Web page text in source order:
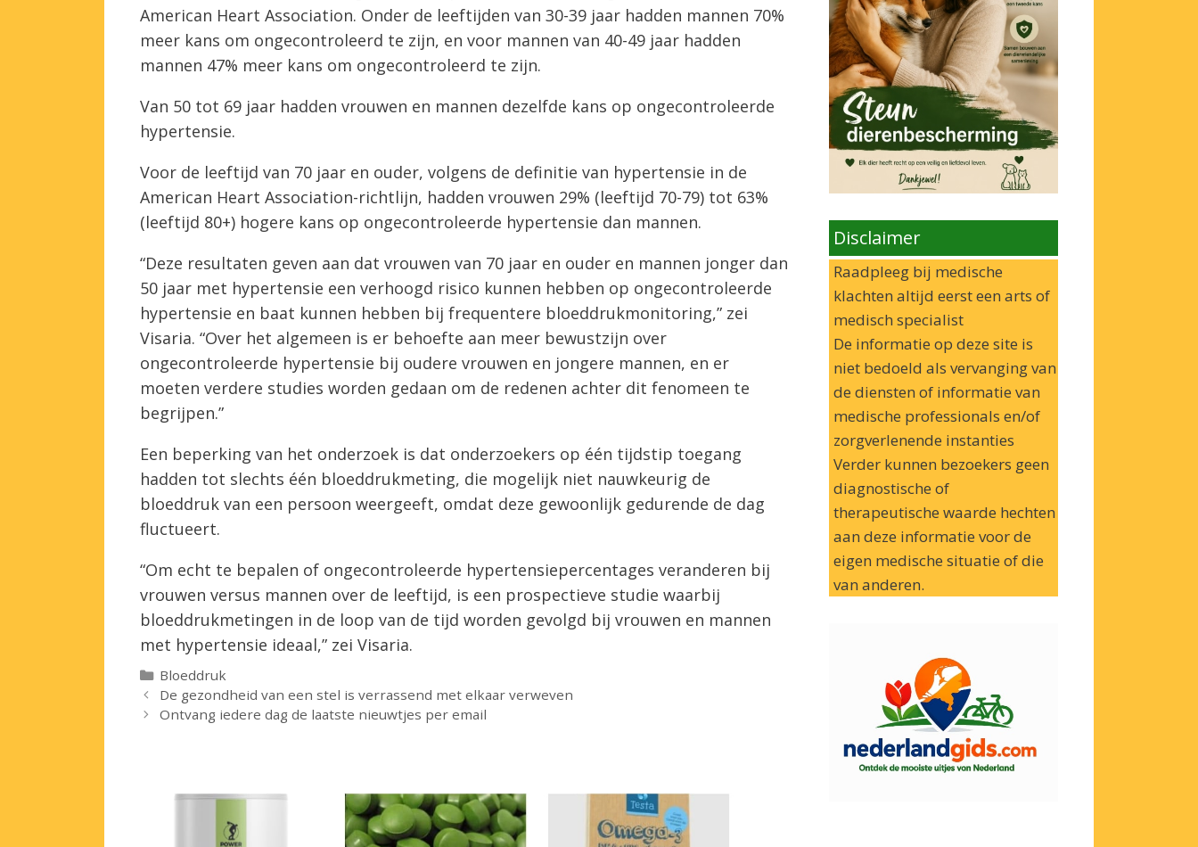
American Heart Association. Onder de leeftijden van 30-39 jaar hadden mannen 70%
meer kans om ongecontroleerd te zijn, en voor mannen van 40-49 jaar hadden
mannen 47% meer kans om ongecontroleerd te zijn.
Van 50 tot 69 jaar hadden vrouwen en mannen dezelfde kans op ongecontroleerde
hypertensie.
Voor de leeftijd van 70 jaar en ouder, volgens de definitie van hypertensie in de
American Heart Association-richtlijn, hadden vrouwen 29% (leeftijd 70-79) tot 63%
(leeftijd 80+) hogere kans op ongecontroleerde hypertensie dan mannen.
“Deze resultaten geven aan dat vrouwen van 70 jaar en ouder en mannen jonger dan
50 jaar met hypertensie een verhoogd risico kunnen hebben op ongecontroleerde
hypertensie en baat kunnen hebben bij frequentere bloeddrukmonitoring,” zei
Visaria. “Over het algemeen is er behoefte aan meer bewustzijn over
ongecontroleerde hypertensie bij oudere vrouwen en jongere mannen, en er
moeten verdere studies worden gedaan om de redenen achter dit fenomeen te
begrijpen.”
Een beperking van het onderzoek is dat onderzoekers op één tijdstip toegang
hadden tot slechts één bloeddrukmeting, die mogelijk niet nauwkeurig de
bloeddruk van een persoon weergeeft, omdat deze gewoonlijk gedurende de dag
fluctueert.
“Om echt te bepalen of ongecontroleerde hypertensiepercentages veranderen bij
vrouwen versus mannen over de leeftijd, is een prospectieve studie waarbij
bloeddrukmetingen in de loop van de tijd worden gevolgd bij vrouwen en mannen
met hypertensie ideaal,” zei Visaria.
Categorieën
Bloeddruk
De gezondheid van een stel is verrassend met elkaar verweven
Ontvang iedere dag de laatste nieuwtjes per email
Disclaimer
Raadpleeg bij medische
klachten altijd eerst een arts of
medisch specialist
De informatie op deze site is
niet bedoeld als vervanging van
de diensten of informatie van
medische professionals en/of
zorgverlenende instanties
Verder kunnen bezoekers geen
diagnostische of
therapeutische waarde hechten
aan deze informatie voor de
eigen medische situatie of die
van anderen.